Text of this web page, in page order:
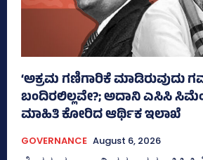
‘ಅಕ್ರಮ ಗಣಿಗಾರಿಕೆ ಮಾಡಿರುವುದು
ಬಂದಿರಲಿಲ್ಲವೇ?; ಅದಾನಿ ಎಸಿಸಿ
ಮಾಹಿತಿ ಕೋರಿದ ಆರ್ಥಿಕ ಇಲಾಖೆ
GOVERNANCE August 6, 2026